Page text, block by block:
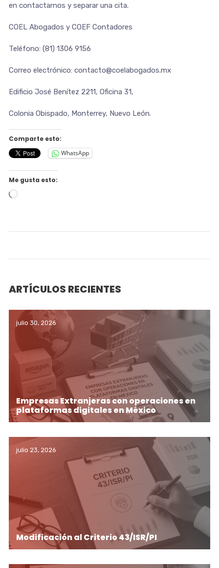
en contactarnos y separar una cita.
COEL Abogados y COEF Contadores
Teléfono: (81) 1306 9156
Correo electrónico: contacto@coelabogados.mx
Edificio José Benítez 2211, Oficina 31,
Colonia Obispado, Monterrey, Nuevo León.
Comparte esto:
WhatsApp
Me gusta esto:
Cargando...
ARTÍCULOS RECIENTES
julio 30, 2026
Empresas Extranjeras con operaciones en
plataformas digitales en México
julio 23, 2026
Modificación al Criterio 43/ISR/PI